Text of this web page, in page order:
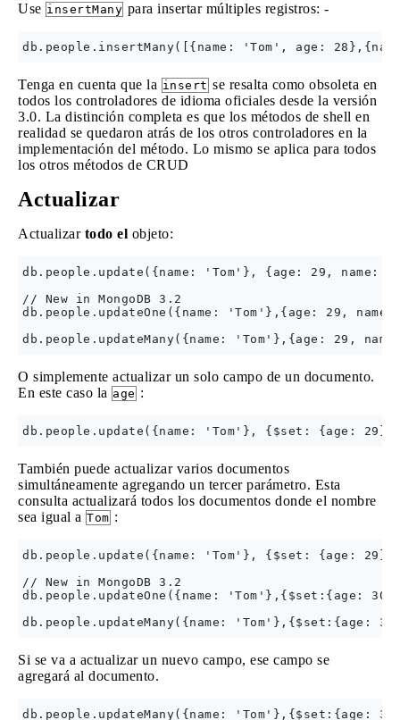
Use insertMany para insertar múltiples registros: -
Tenga en cuenta que la insert se resalta como obsoleta en
todos los controladores de idioma oficiales desde la versión
3.0. La distinción completa es que los métodos de shell en
realidad se quedaron atrás de los otros controladores en la
implementación del método. Lo mismo se aplica para todos
los otros métodos de CRUD
Actualizar
Actualizar todo el objeto:
db.people.update({name: 'Tom'}, {age: 29, name:
// New in MongoDB 3.2
db.people.updateOne({name: 'Tom'},{age: 29,
O simplemente actualizar un solo campo de un documento.
En este caso la age :
También puede actualizar varios documentos
simultáneamente agregando un tercer parámetro. Esta
consulta actualizará todos los documentos donde el nombre
sea igual a Tom :
db.people.update({name: 'Tom'}, {$set: {age:
// New in MongoDB 3.2
db.people.updateOne({name: 'Tom'},{$set:{age:
Si se va a actualizar un nuevo campo, ese campo se
agregará al documento.